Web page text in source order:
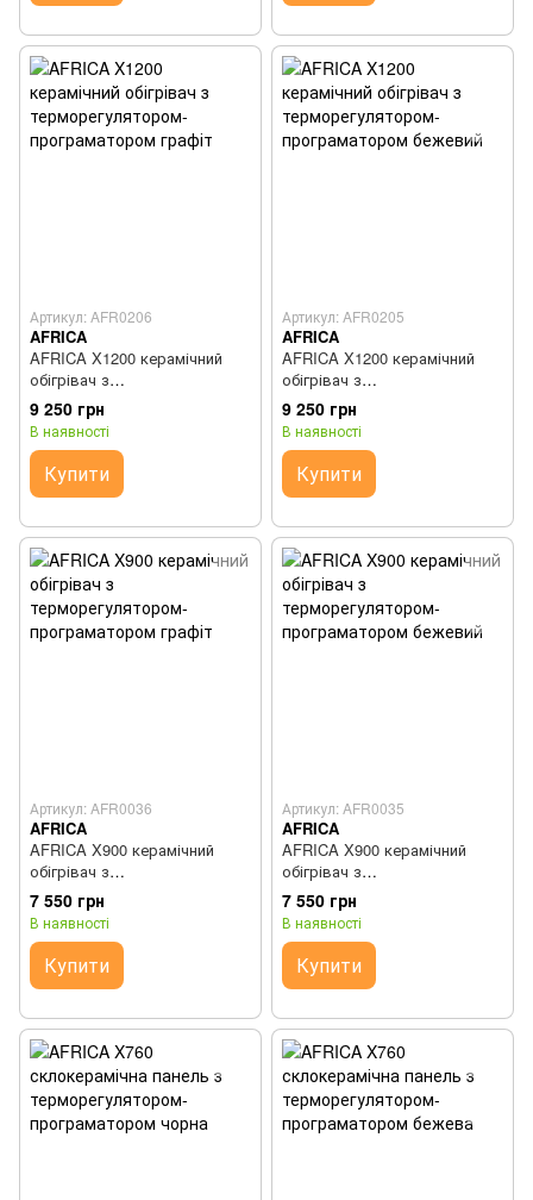
Артикул: AFR0206
AFRICA
AFRICA X1200 керамічний
обігрівач з
терморегулятором-
програматором графіт
9 250 грн
В наявності
Купити
Артикул: AFR0205
AFRICA
AFRICA X1200 керамічний
обігрівач з
терморегулятором-
програматором бежевий
9 250 грн
В наявності
Купити
Артикул: AFR0036
AFRICA
AFRICA X900 керамічний
обігрівач з
терморегулятором-
програматором графіт
7 550 грн
В наявності
Купити
Артикул: AFR0035
AFRICA
AFRICA X900 керамічний
обігрівач з
терморегулятором-
програматором бежевий
7 550 грн
В наявності
Купити